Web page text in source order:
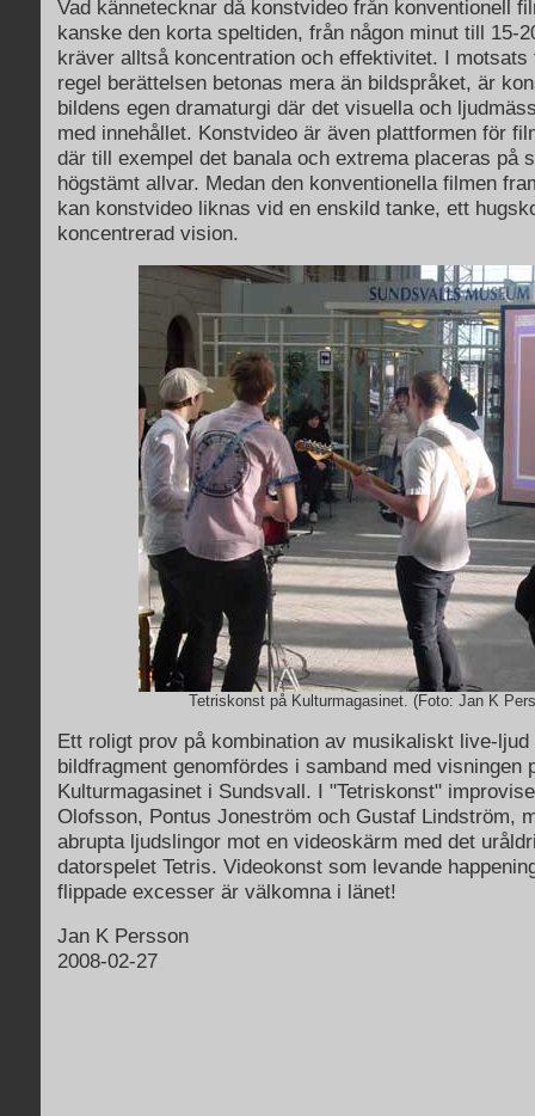
Vad kännetecknar då konstvideo från konventionell
kanske den korta speltiden, från någon minut till 15-
kräver alltså koncentration och effektivitet. I
regel berättelsen betonas mera än bildspråket, är
bildens egen dramaturgi där det visuella och
med innehållet. Konstvideo är även plattformen för
där till exempel det banala och extrema placeras på
högstämt allvar. Medan den konventionella filmen
kan konstvideo liknas vid en enskild tanke, ett
koncentrerad vision.
Tetriskonst på Kulturmagasinet. (Foto: Jan K
Ett roligt prov på kombination av musikaliskt live-ljud
bildfragment genomfördes i samband med visningen
Kulturmagasinet i Sundsvall. I "Tetriskonst"
Olofsson, Pontus Joneström och Gustaf Lindström,
abrupta ljudslingor mot en videoskärm med det
datorspelet Tetris. Videokonst som levande
flippade excesser är välkomna i länet!
Jan K Persson
2008-02-27